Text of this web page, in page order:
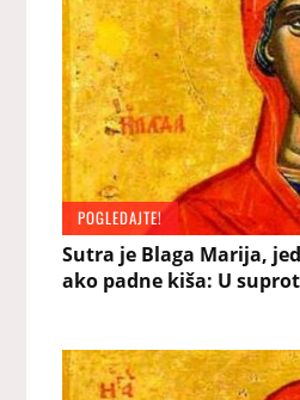
POGLEDAJTE!
Sutra je Blaga Marija,
ako padne kiša: U